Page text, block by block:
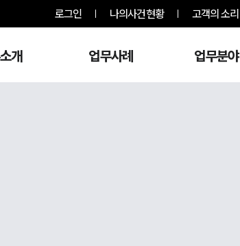
로그인 나의사건현황 고객의 소리
개 업무사례 업무분야